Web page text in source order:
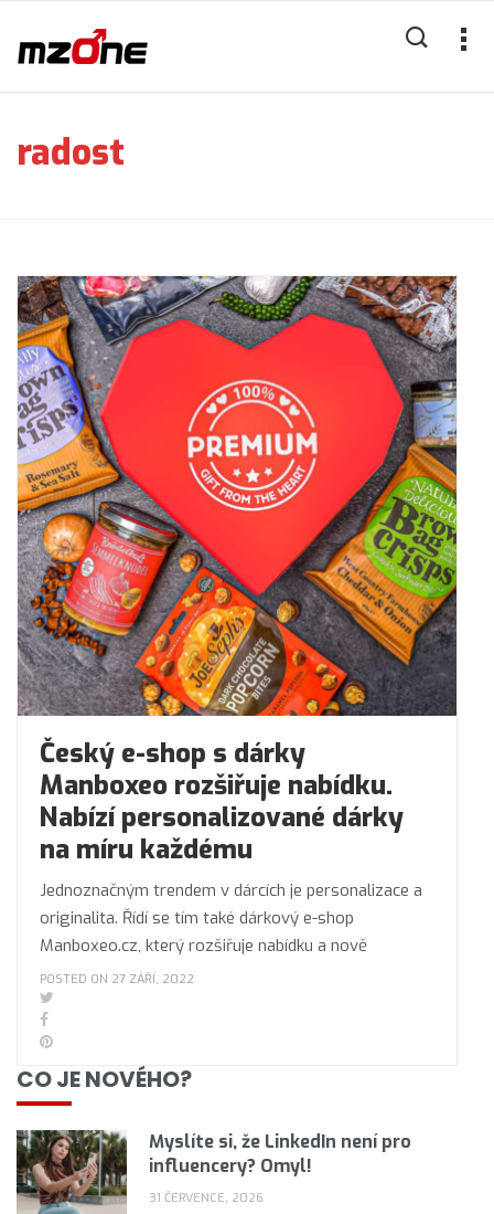
radost
Český e-shop s dárky
Manboxeo rozšiřuje nabídku.
Nabízí personalizované dárky
na míru každému
Jednoznačným trendem v dárcích je personalizace a
originalita. Řídí se tím také dárkový e-shop
Manboxeo.cz, který rozšiřuje nabídku a nově
POSTED ON 27 ZÁŘÍ, 2022
CO JE NOVÉHO?
Myslíte si, že LinkedIn není pro
influencery? Omyl!
31 ČERVENCE, 2026